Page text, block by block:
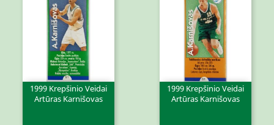
1999 Krepšinio Veidai
Artūras Karnišovas
1999 Krepšinio Veidai
Artūras Karnišovas